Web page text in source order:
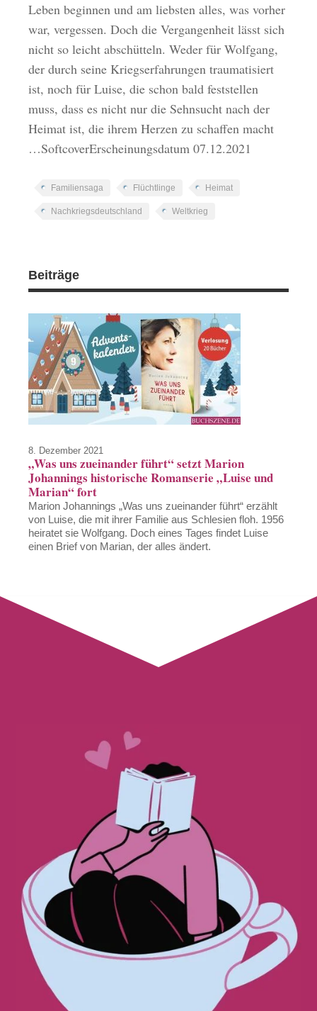
Leben beginnen und am liebsten alles, was vorher
war, vergessen. Doch die Vergangenheit lässt sich
nicht so leicht abschütteln. Weder für Wolfgang,
der durch seine Kriegserfahrungen traumatisiert
ist, noch für Luise, die schon bald feststellen
muss, dass es nicht nur die Sehnsucht nach der
Heimat ist, die ihrem Herzen zu schaffen macht
…SoftcoverErscheinungsdatum 07.12.2021
Familiensaga Flüchtlinge Heimat
Nachkriegsdeutschland Weltkrieg
Beiträge
8. Dezember 2021
„Was uns zueinander führt“ setzt Marion
Johannings historische Romanserie „Luise und
Marian“ fort
Marion Johannings „Was uns zueinander führt“ erzählt
von Luise, die mit ihrer Familie aus Schlesien floh. 1956
heiratet sie Wolfgang. Doch eines Tages findet Luise
einen Brief von Marian, der alles ändert.